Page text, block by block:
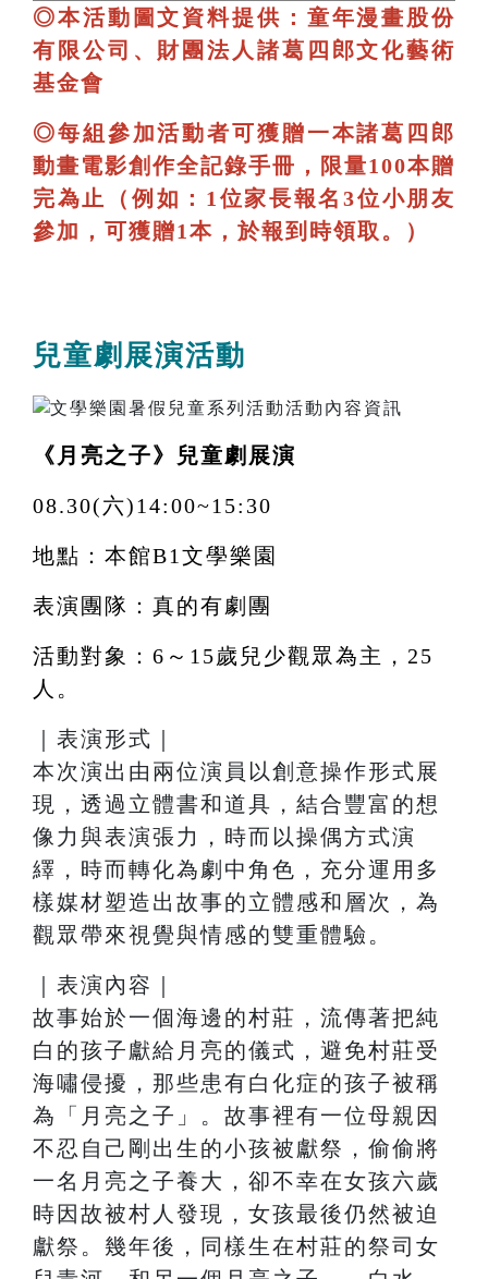
◎本活動圖文資料提供：童年漫畫股份
有限公司、財團法人諸葛四郎文化藝術
基金會
◎每組參加活動者可獲贈一本諸葛四郎
動畫電影創作全記錄手冊，限量100本贈
完為止（例如：1位家長報名3位小朋友
參加，可獲贈1本，於報到時領取。）
兒童劇展演活動
《月亮之子》兒童劇展演
08.30(六)14:00~15:30
地點：本館B1文學樂園
表演團隊：真的有劇團
活動對象：6～15歲兒少觀眾為主，25
人。
｜表演形式｜
本次演出由兩位演員以創意操作形式展
現，透過立體書和道具，結合豐富的想
像⼒與表演張⼒，時⽽以操偶⽅式演
繹，時⽽轉化為劇中⾓⾊，充分運⽤多
樣媒材塑造出故事的立體感和層次，為
觀眾帶來視覺與情感的雙重體驗。
｜表演內容｜
故事始於⼀個海邊的村莊，流傳著把純
⽩的孩⼦獻給⽉亮的儀式，避免村莊受
海嘯侵擾，那些患有⽩化症的孩⼦被稱
為「⽉亮之⼦」。故事裡有⼀位⺟親因
不忍⾃⼰剛出⽣的⼩孩被獻祭，偷偷將
⼀名⽉亮之⼦養⼤，卻不幸在女孩六歲
時因故被村⼈發現，女孩最後仍然被迫
獻祭。幾年後，同樣⽣在村莊的祭司女